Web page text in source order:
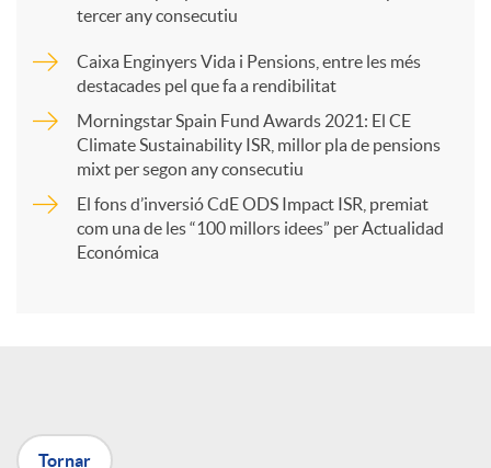
a
r
t
tercer any consecutiu
Caixa Enginyers Vida i Pensions, entre les més
destacades pel que fa a rendibilitat
Morningstar Spain Fund Awards 2021: El CE
Climate Sustainability ISR, millor pla de pensions
mixt per segon any consecutiu
El fons d’inversió CdE ODS Impact ISR, premiat
com una de les “100 millors idees” per Actualidad
Económica
Tornar